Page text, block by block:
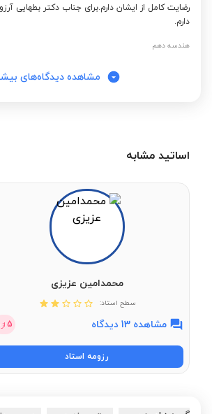
رضایت کامل از ایشان دارم.برای جناب دکتر بطهایی
دارم.
هندسه دهم
مشاهده دیدگاه‌های
اساتید مشابه
محمدامین عزیزی
سطح استاد:
مشاهده 13 دیدگاه 5 از
رزومه استاد